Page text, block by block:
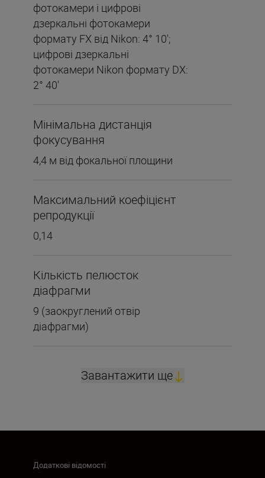
фотокамери і цифрові
дзеркальні фотокамери
формату FX від Nikon: 4° 10';
цифрові дзеркальні
фотокамери Nikon формату DX:
2° 40'
Мінімальна дистанція
фокусування
4,4 м від фокальної площини
Максимальний коефіцієнт
репродукції
0,14
Кількість пелюсток
діафрагми
9 (заокруглений отвір
діафрагми)
Завантажити ще
Додаткові відомості